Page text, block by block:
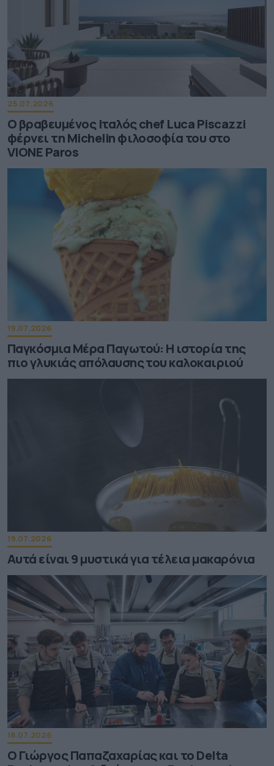
25.07.2026
Ο βραβευμένος Ιταλός chef Luca Piscazzi
φέρνει τη Michelin φιλοσοφία του στο
VIONE Paros
19.07.2026
Παγκόσμια Μέρα Παγωτού: Η ιστορία της
πιο γλυκιάς απόλαυσης του καλοκαιριού
19.07.2026
Αυτά είναι 9 μυστικά για τέλεια μακαρόνια
18.07.2026
Ο Γιώργος Παπαζαχαρίας και το Delta